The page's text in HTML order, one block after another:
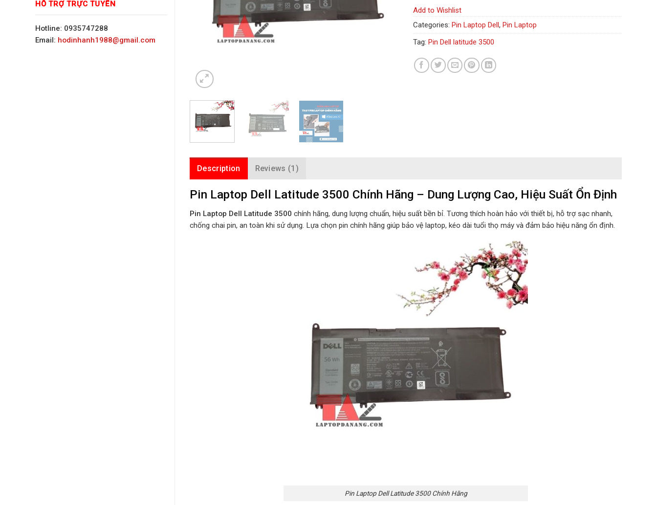
HỖ TRỢ TRỰC TUYẾN
Hotline: 0935747288
Email: hodinhanh1988@gmail.com
Add to Wishlist
Categories: Pin Laptop Dell, Pin Laptop
Tag: Pin Dell latitude 3500
Description Reviews (1)
Pin Laptop Dell Latitude 3500 Chính Hãng – Dung Lượng Cao, Hiệu Suất Ổn Định
Pin Laptop Dell Latitude 3500 chính hãng, dung lượng chuẩn, hiệu suất bền bỉ. Tương thích hoàn hảo với thiết bị, hỗ trợ sạc nhanh,
chống chai pin, an toàn khi sử dụng. Lựa chọn pin chính hãng giúp bảo vệ laptop, kéo dài tuổi thọ máy và đảm bảo hiệu năng ổn định.
Pin Laptop Dell Latitude 3500 Chính Hãng